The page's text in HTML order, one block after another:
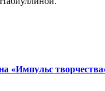
«Импульс